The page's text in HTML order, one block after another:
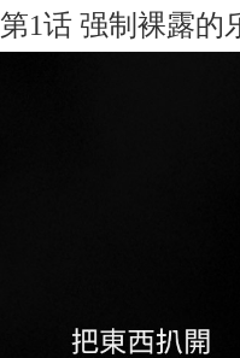
第1话 强制裸露的